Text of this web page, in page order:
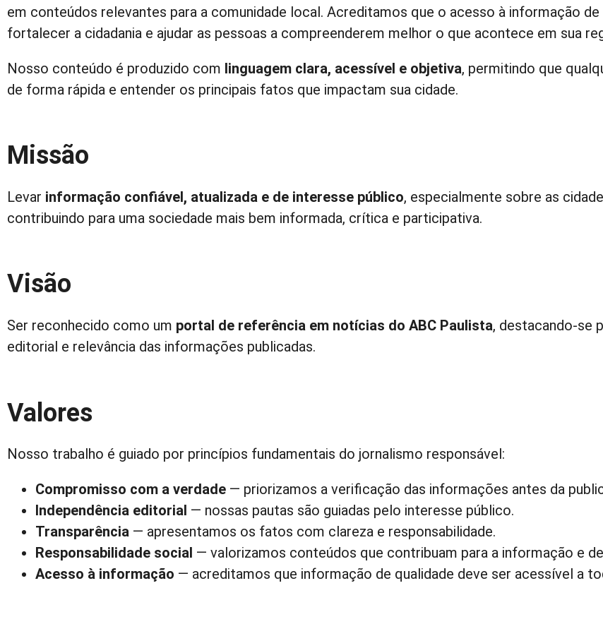
em conteúdos relevantes para a comunidade local. Acreditamos que o acesso à informação de
fortalecer a cidadania e ajudar as pessoas a compreenderem melhor o que acontece em sua
Nosso conteúdo é produzido com linguagem clara, acessível e objetiva, permitindo que
de forma rápida e entender os principais fatos que impactam sua cidade.
Missão
Levar informação confiável, atualizada e de interesse público, especialmente sobre as
contribuindo para uma sociedade mais bem informada, crítica e participativa.
Visão
Ser reconhecido como um portal de referência em notícias do ABC Paulista, destacando-se
editorial e relevância das informações publicadas.
Valores
Nosso trabalho é guiado por princípios fundamentais do jornalismo responsável:
Compromisso com a verdade — priorizamos a verificação das informações antes da
Independência editorial — nossas pautas são guiadas pelo interesse público.
Transparência — apresentamos os fatos com clareza e responsabilidade.
Responsabilidade social — valorizamos conteúdos que contribuam para a informação e
Acesso à informação — acreditamos que informação de qualidade deve ser acessível a